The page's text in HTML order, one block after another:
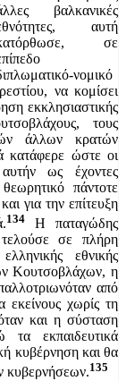
βαλκανικές
αυτή
σε
νομικό
να κομίσει
εκκλησιαστικής
τους
άλλων κρατών
κατάφερε ώστε οι
ως έχοντες
πάντοτε
για την επίτευξη
134 Η παταγώδης
σε πλήρη
εθνικής
Κουτσοβλάχων, η
από
εκείνους χωρίς τη
και η σύσταση
τα εκπαιδευτικά
κυβέρνηση και θα
κυβερνήσεων.135